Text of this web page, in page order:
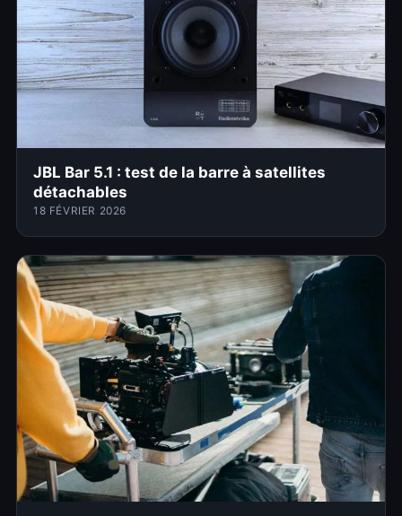
JBL Bar 5.1 : test de la barre à satellites
détachables
18 FÉVRIER 2026